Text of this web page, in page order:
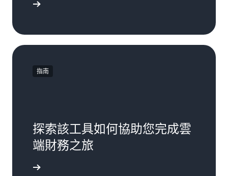
指南
探索該工具如何協助您完成雲
端財務之旅